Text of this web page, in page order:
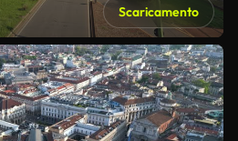
Scaricamento